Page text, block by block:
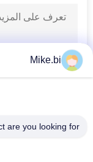
وحدة
12
Mike.bi
are you looking for?